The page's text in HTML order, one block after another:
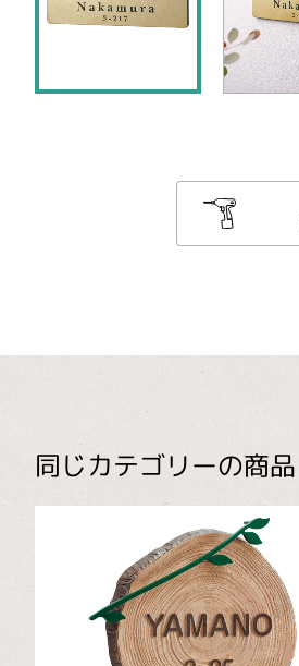
同じカテゴリーの商品